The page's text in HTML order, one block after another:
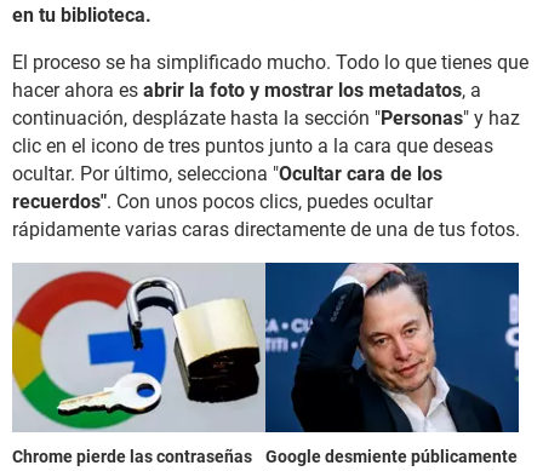
en tu biblioteca.
El proceso se ha simplificado mucho. Todo lo que tienes que
hacer ahora es abrir la foto y mostrar los metadatos, a
continuación, desplázate hasta la sección "Personas" y haz
clic en el icono de tres puntos junto a la cara que deseas
ocultar. Por último, selecciona "Ocultar cara de los
recuerdos". Con unos pocos clics, puedes ocultar
rápidamente varias caras directamente de una de tus fotos.
Chrome pierde las contraseñas
Google desmiente públicamente